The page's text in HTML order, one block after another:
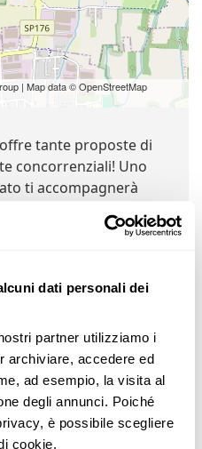
dati personali dei
partner utilizziamo i
archiviare, accedere ed
ad esempio, la visita al
degli annunci. Poiché
è possibile scegliere
cookie.
| Map data © OpenStreetMap
offre tante proposte di
concorrenziali! Uno
ti accompagnerà
MB, Italia (@ 0km)